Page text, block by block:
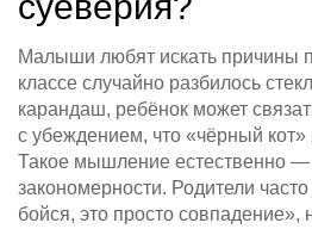
Малыши любят искать причины
классе случайно разбилось
карандаш, ребёнок может
с убеждением, что «чёрный
Такое мышление естественно
закономерности. Родители
бойся, это просто совпадение»,